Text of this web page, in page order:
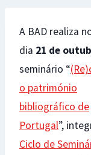
A BAD realiza
dia 21 de
seminário “
o património
bibliográfico de
Portugal”,
Ciclo de